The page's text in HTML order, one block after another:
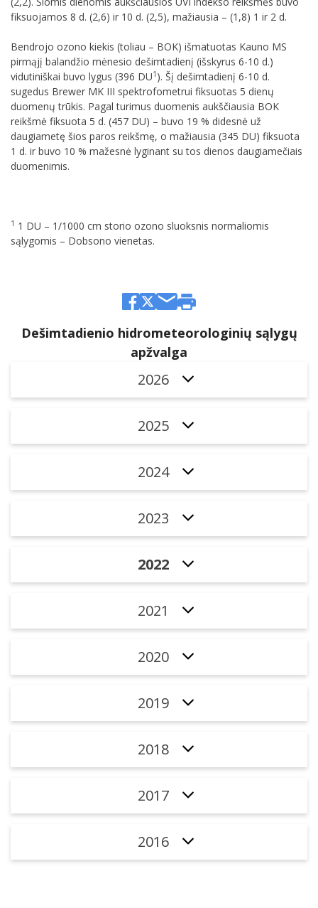
Dešimtadienio hidrometeorologinių sąlygų
apžvalga
2026
2025
2024
2023
2022
2021
2020
2019
2018
2017
2016
fiksuojamos 8 d. (2,6) ir 10 d. (2,5), mažiausia – (1,8) 1 ir 2 d.
Bendrojo ozono kiekis (toliau – BOK) išmatuotas Kauno MS
pirmąjį balandžio mėnesio dešimtadienį (išskyrus 6-10 d.)
vidutiniškai buvo lygus (396 DU1 ). Šį dešimtadienį 6-10 d.
sugedus Brewer MK III spektrofometrui fiksuotas 5 dienų
duomenų trūkis. Pagal turimus duomenis aukščiausia BOK
reikšmė fiksuota 5 d. (457 DU) – buvo 19 % didesnė už
daugiametę šios paros reikšmę, o mažiausia (345 DU) fiksuota
1 d. ir buvo 10 % mažesnė lyginant su tos dienos daugiamečiais
duomenimis.
1 1 DU – 1/1000 cm storio ozono sluoksnis normaliomis
sąlygomis – Dobsono vienetas.